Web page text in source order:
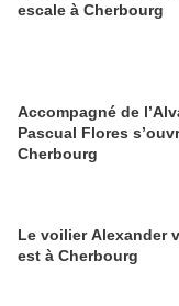
escale à Cherbourg
Accompagné de
Pascual Flores
Cherbourg
Le voilier Alexander
est à Cherbourg